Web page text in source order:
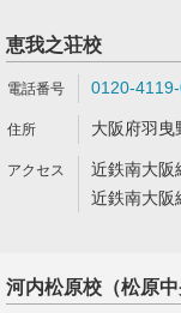
恵我之荘校
0120-4119-
大阪府羽
近鉄南大阪
近鉄南大阪
河内松原校（松原中